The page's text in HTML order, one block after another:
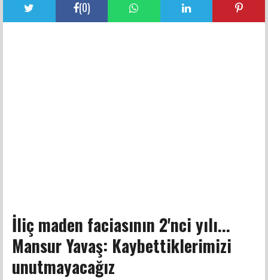
(0)
İliç maden faciasının 2'nci yılı...
Mansur Yavaş: Kaybettiklerimizi
unutmayacağız